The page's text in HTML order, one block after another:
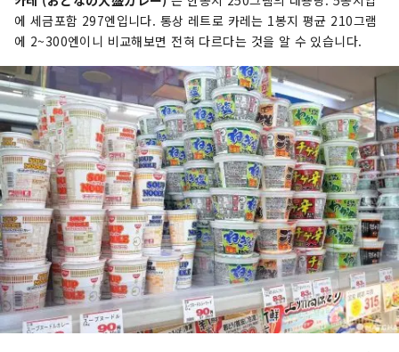
에 세금포함 297엔입니다. 통상 레트로 카레는 1봉지 평균 210그램
에 2~300엔이니 비교해보면 전혀 다르다는 것을 알 수 있습니다.